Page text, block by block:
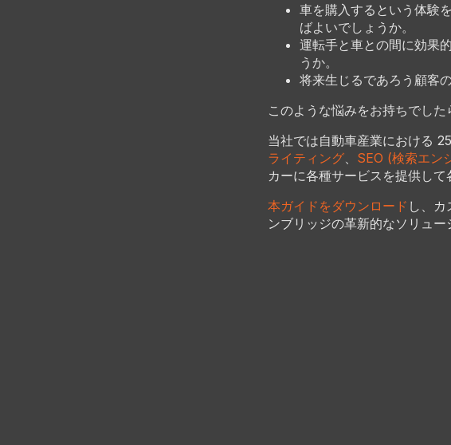
車を購入するという体験
ばよいでしょうか。
運転手と車との間に効果
うか。
将来生じるであろう顧客
このような悩みをお持ちでした
当社では自動車産業における
ライティング
SEO (検索エン
カーに各種サービスを提供し
本ガイドをダウンロード し、
ンブリッジの革新的なソリュー